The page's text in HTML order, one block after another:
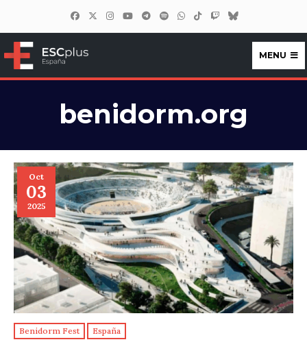
ESCplus España
MENU
benidorm.org
Oct
03
2025
Benidorm Fest España